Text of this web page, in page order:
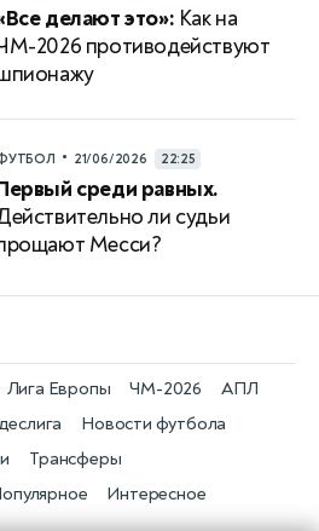
делают это»: Как на
2026 противодействуют
• 21/06/2026 22:25
среди равных.
ли судьи
Месси?
Новости футбола
Лига Европы
Трансферы
ЧМ-2026 АПЛ
Интересное